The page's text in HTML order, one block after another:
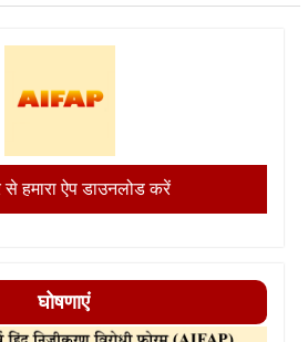
से हमारा ऐप डाउनलोड करें
घोषणाएं